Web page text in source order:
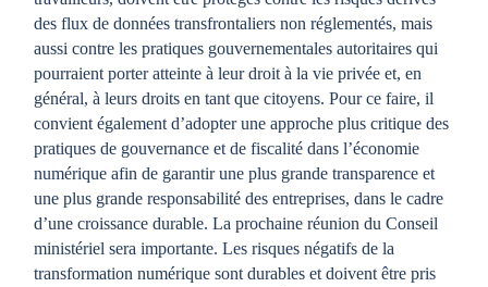
des flux de données transfrontaliers non réglementés, mais
aussi contre les pratiques gouvernementales autoritaires qui
pourraient porter atteinte à leur droit à la vie privée et, en
général, à leurs droits en tant que citoyens. Pour ce faire, il
convient également d’adopter une approche plus critique des
pratiques de gouvernance et de fiscalité dans l’économie
numérique afin de garantir une plus grande transparence et
une plus grande responsabilité des entreprises, dans le cadre
d’une croissance durable. La prochaine réunion du Conseil
ministériel sera importante. Les risques négatifs de la
transformation numérique sont durables et doivent être pris